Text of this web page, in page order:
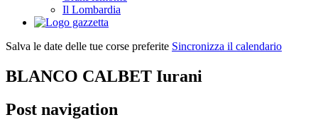
Il Lombardia
Salva le date delle tue corse preferite Sincronizza il calendario
BLANCO CALBET Iurani
Post navigation